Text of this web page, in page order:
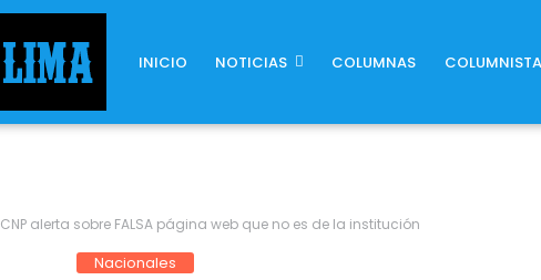
INICIO NOTICIAS COLUMNAS
CNP alerta sobre FALSA página web que no es de la institución
Nacionales